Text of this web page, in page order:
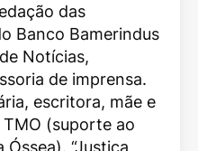
das
Banco Bamerindus
Notícias,
de imprensa.
escritora, mãe e
(suporte ao
“Justiça